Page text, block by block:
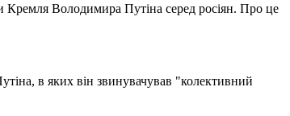
Кремля Володимира Путіна серед росіян. Про це
в яких він звинувачував "колективний